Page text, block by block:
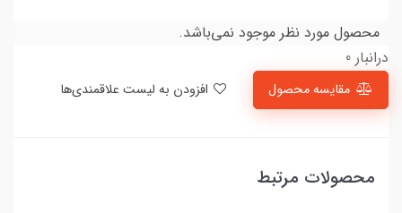
محصول مورد نظر موجود نمی‌باشد.
درانبار 0
مقایسه محصول
محصولات مرتبط